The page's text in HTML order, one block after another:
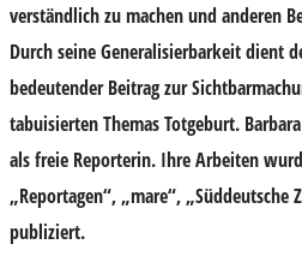
verständlich zu machen und anderen
Durch seine Generalisierbarkeit dient
bedeutender Beitrag zur
tabuisierten Themas Totgeburt.
als freie Reporterin. Ihre Arbeiten
„Reportagen“, „mare“, „Süddeutsche
publiziert.